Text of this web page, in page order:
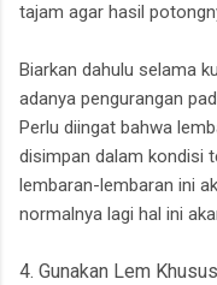
tajam agar hasil
Biarkan dahulu selama
adanya pengurangan
Perlu diingat bahwa
disimpan dalam kondisi
lembaran-lembaran ini
normalnya lagi hal ini
4. Gunakan Lem Khusus